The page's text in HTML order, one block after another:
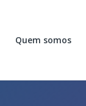
Quem somos